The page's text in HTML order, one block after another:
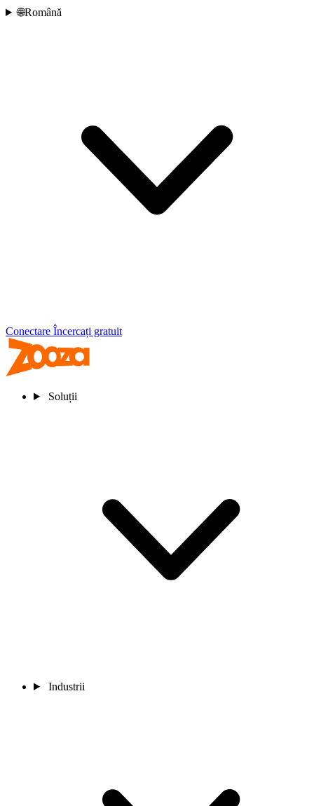
🌐Română
Conectare Încercați gratuit
Soluții
Industrii